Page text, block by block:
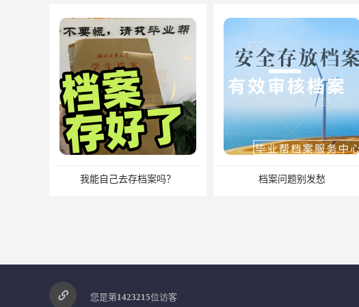
档案问题别发愁 档案服务管理
您是第1423215位访客